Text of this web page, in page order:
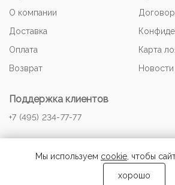
добавить в корзину
О компании
Доставка
Оплата
Возврат
Карта
Новости
Поддержка клиентов
+7 (495) 234-77-77
© 2026 NOONE-OUTLET.RU Авторские
Мы используем cookie , чтобы
хорошо